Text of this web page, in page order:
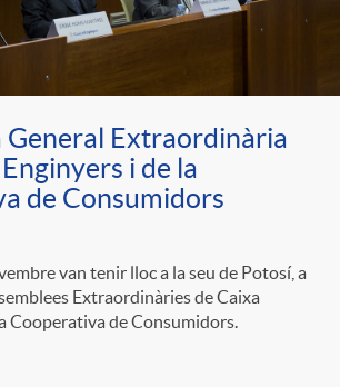
General Extraordinària
i de la
de Consumidors
van tenir lloc a la seu de Potosí, a
Extraordinàries de Caixa
Cooperativa de Consumidors.